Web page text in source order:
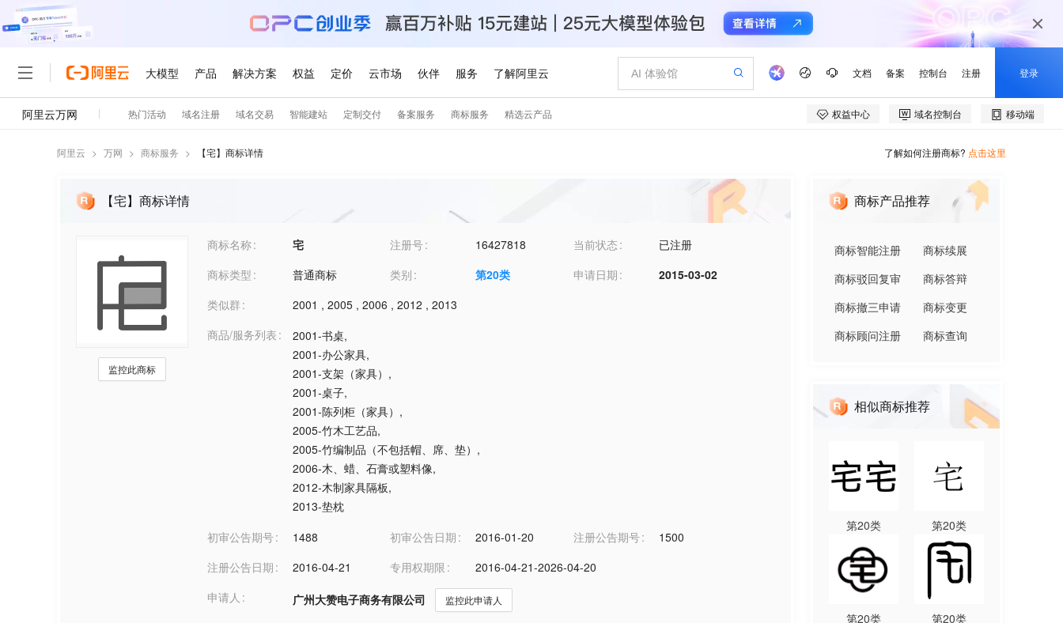
阿里云 > 万网 > 商标服务 > 【宅】商标详情 了解如何注册商标? 点击这里
【宅】商标详情
监控此商标
商标名称 宅 注册号 16427818 当前状态
已注册
商标类型
普通商标 类别 第20类 申请日期
2015-03-02
类似群
2001 , 2005 , 2006 , 2012 , 2013
商品/服务列表
2001-书桌,
2001-办公家具,
2001-支架（家具） ,
2001-桌子,
2001-陈列柜（家具） ,
2005-竹木工艺品,
2005-竹编制品（不包括帽、席、垫） ,
2006-木、蜡、石膏或塑料像,
2012-木制家具隔板,
2013-垫枕
初审公告期号
1488 初审公告日期 2016-01-20 注册公告期号
1500
注册公告日期
2016-04-21 专用权期限
2016-04-21-2026-04-20
申请人
广州大赞电子商务有限公司 监控此申请人
商标产品推荐
商标智能注册
商标续展
商标驳回复审
商标答辩
商标撤三申请
商标变更
商标顾问注册
商标查询
相似商标推荐
第20类 第20类
第20类 第20类